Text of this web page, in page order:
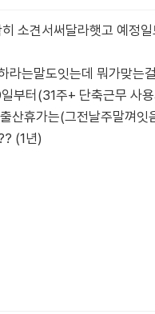
소견서써달라햇고 예정
라는말도잇는데 뭐가맞는
부터(31주+ 단축근무 사
산휴가는(그전날주말껴잇
(1년)